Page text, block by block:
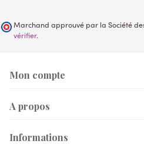
Marchand approuvé par la Société
vérifier.
Mon compte
A propos
Informations